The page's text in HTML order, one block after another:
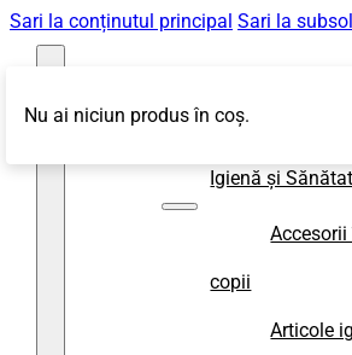
Sari la conținutul principal Sari la subsol
Igienă și
copii
Articole
Nu ai niciun produs în coș.